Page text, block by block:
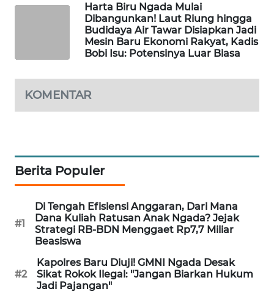
Harta Biru Ngada Mulai
Dibangunkan! Laut Riung hingga
Budidaya Air Tawar Disiapkan Jadi
Mesin Baru Ekonomi Rakyat, Kadis
Bobi Isu: Potensinya Luar Biasa
KOMENTAR
Berita Populer
#1
Di Tengah Efisiensi Anggaran, Dari Mana
Dana Kuliah Ratusan Anak Ngada? Jejak
Strategi RB-BDN Menggaet Rp7,7 Miliar
Beasiswa
#2
Kapolres Baru Diuji! GMNI Ngada Desak
Sikat Rokok Ilegal: "Jangan Biarkan Hukum
Jadi Pajangan"
WAHANA
WAHANA
DESA
LAPAK
WAHANA
KONSUMEN
MASYARAKAT